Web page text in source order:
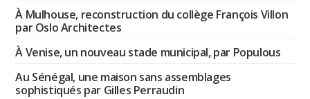
À Mulhouse, reconstruction du collège François Villon
par Oslo Architectes
À Venise, un nouveau stade municipal, par Populous
Au Sénégal, une maison sans assemblages
sophistiqués par Gilles Perraudin